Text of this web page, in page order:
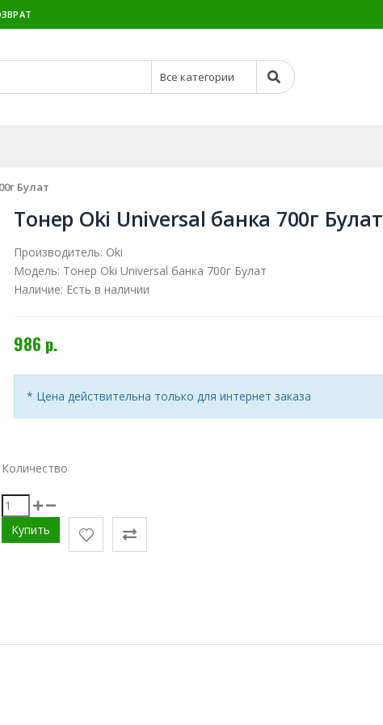
Булат
Тонер Oki Universal банка 700г Булат
Производитель: Oki
Модель: Тонер Oki Universal банка 700г Булат
Наличие: Есть в наличии
986 р.
* Цена действительна только для интернет заказа
Количество